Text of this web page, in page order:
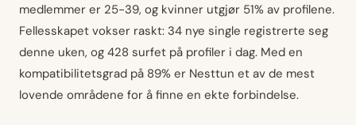
medlemmer er 25-39, og kvinner utgjør 51% av profilene.
Fellesskapet vokser raskt: 34 nye single registrerte seg
denne uken, og 428 surfet på profiler i dag. Med en
kompatibilitetsgrad på 89% er Nesttun et av de mest
lovende områdene for å finne en ekte forbindelse.